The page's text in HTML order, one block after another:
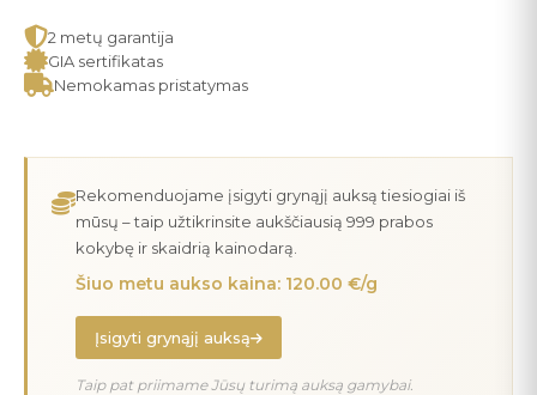
2 metų garantija
GIA sertifikatas
Nemokamas pristatymas
Rekomenduojame įsigyti grynąjį auksą tiesiogiai iš
mūsų – taip užtikrinsite aukščiausią 999 prabos
kokybę ir skaidrią kainodarą.
Šiuo metu aukso kaina: 120.00 €/g
Įsigyti grynąjį auksą
Taip pat priimame Jūsų turimą auksą gamybai.